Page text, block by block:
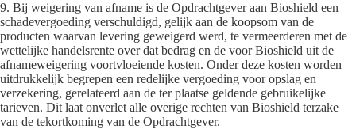
9. Bij weigering van afname is de Opdrachtgever aan Bioshield een
schadevergoeding verschuldigd, gelijk aan de koopsom van de
producten waarvan levering geweigerd werd, te vermeerderen met de
wettelijke handelsrente over dat bedrag en de voor Bioshield uit de
afnameweigering voortvloeiende kosten. Onder deze kosten worden
uitdrukkelijk begrepen een redelijke vergoeding voor opslag en
verzekering, gerelateerd aan de ter plaatse geldende gebruikelijke
tarieven. Dit laat onverlet alle overige rechten van Bioshield terzake
van de tekortkoming van de Opdrachtgever.